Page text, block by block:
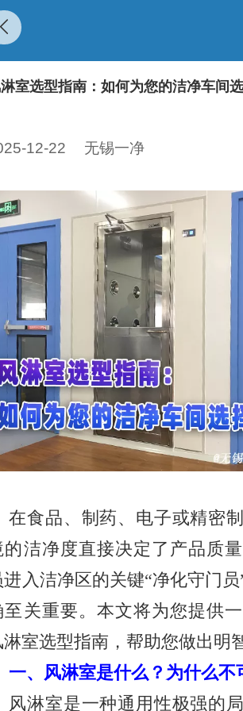
室选型指南：如何为您的洁净车间
12-22 无锡一净
在食品、制药、电子或精密
的洁净度直接决定了产品质
进入洁净区的关键“净化守门
至关重要。本文将为您提供
淋室选型指南，帮助您做出明
一、风淋室是什么？为什么不
风淋室是一种通用性极强的